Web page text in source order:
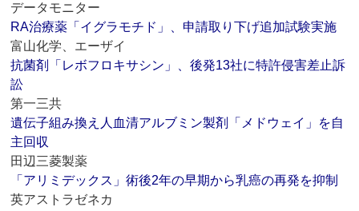
データモニター
RA治療薬「イグラモチド」、申請取り下げ追加試験実施
富山化学、エーザイ
抗菌剤「レボフロキサシン」、後発13社に特許侵害差止訴
訟
第一三共
遺伝子組み換え人血清アルブミン製剤「メドウェイ」を自
主回収
田辺三菱製薬
「アリミデックス」術後2年の早期から乳癌の再発を抑制
英アストラゼネカ